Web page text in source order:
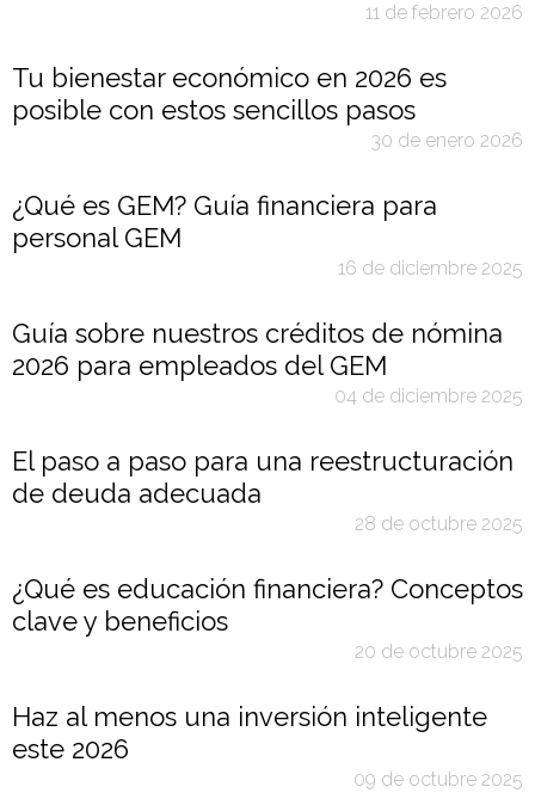
11 de febrero 2026
Tu bienestar económico en 2026 es
posible con estos sencillos pasos
30 de enero 2026
¿Qué es GEM? Guía financiera para
personal GEM
16 de diciembre 2025
Guía sobre nuestros créditos de nómina
2026 para empleados del GEM
04 de diciembre 2025
El paso a paso para una reestructuración
de deuda adecuada
28 de octubre 2025
¿Qué es educación financiera? Conceptos
clave y beneficios
20 de octubre 2025
Haz al menos una inversión inteligente
este 2026
09 de octubre 2025